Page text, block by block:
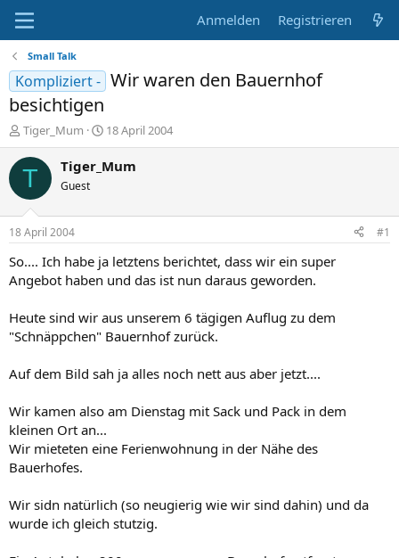
Anmelden Registrieren
Small Talk
Kompliziert - Wir waren den Bauernhof
besichtigen
E
r
s
t
e
r
Tiger_Mum
E
r
s
t
a
18 April 2004
T Tiger_Mum
Guest
18 April 2004 #1
So.... Ich habe ja letztens berichtet, dass wir ein super
Angebot haben und das ist nun daraus geworden.
Heute sind wir aus unserem 6 tägigen Auflug zu dem
"Schnäppchen" Bauernhof zurück.
Auf dem Bild sah ja alles noch nett aus aber jetzt....
Wir kamen also am Dienstag mit Sack und Pack in dem
kleinen Ort an...
Wir mieteten eine Ferienwohnung in der Nähe des
Bauerhofes.
Wir sidn natürlich (so neugierig wie wir sind dahin) und da
wurde ich gleich stutzig.